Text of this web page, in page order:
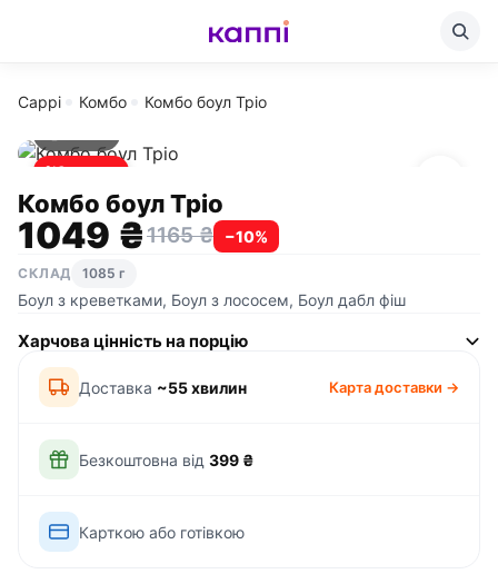
Cappi Комбо Комбо боул Тріо
%Знижка
Комбо боул Тріо
1049 ₴1165 ₴ −10%
СКЛАД 1085 г
Боул з креветками, Боул з лососем, Боул дабл фіш
Харчова цінність на порцію
Доставка ~55 хвилин Карта доставки →
Безкоштовна від 399 ₴
Карткою або готівкою